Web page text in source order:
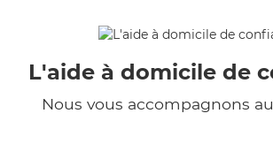
L'aide à domicile de
Nous vous accompagnons